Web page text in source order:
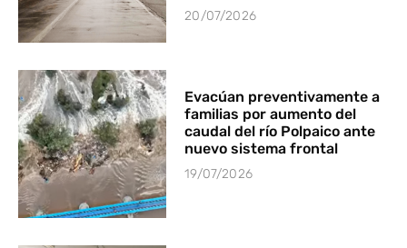
20/07/2026
Evacúan preventivamente a
familias por aumento del
caudal del río Polpaico ante
nuevo sistema frontal
19/07/2026